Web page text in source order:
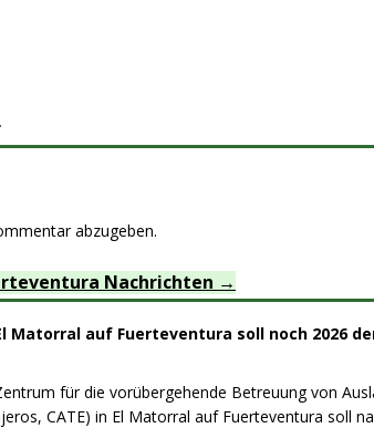
abzugeben.
Nachrichten
Matorral auf Fuerteventura soll noch 2026
für die vorübergehende Betreuung von
CATE) in El Matorral auf Fuerteventura soll